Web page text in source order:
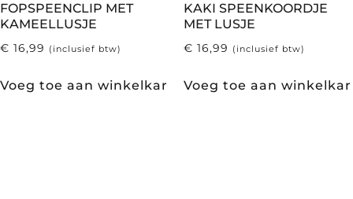
FOPSPEENCLIP MET
KAMEELLUSJE
€ 16,99 (inclusief btw)
Voeg toe aan winkelkar
KAKI SPEENKOORDJE
MET LUSJE
€ 16,99 (inclusief btw)
Voeg toe aan winkelkar